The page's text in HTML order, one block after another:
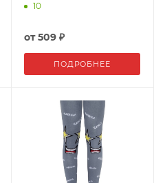
10
от509 ₽
ПОДРОБНЕЕ